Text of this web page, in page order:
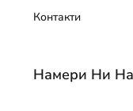
Контакти
Намери Ни На